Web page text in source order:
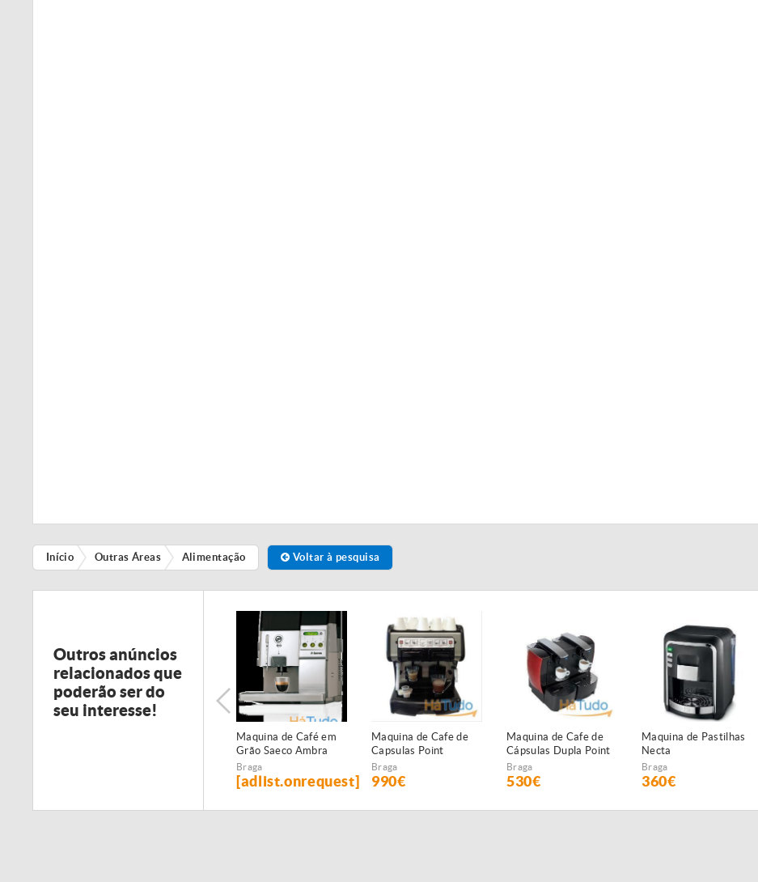
Início Outras Áreas Alimentação Voltar à pesquisa
Outros anúncios
relacionados que
poderão ser do
seu interesse!
Maquina de Café em
Grão Saeco Ambra
Braga
[adlist.onrequest]
Maquina de Cafe de
Capsulas Point
Profissional 2 Grupos
Braga
990€
Maquina de Cafe de
Cápsulas Dupla Point
Braga
530€
Maquina de Pastilhas
Necta
Braga
360€